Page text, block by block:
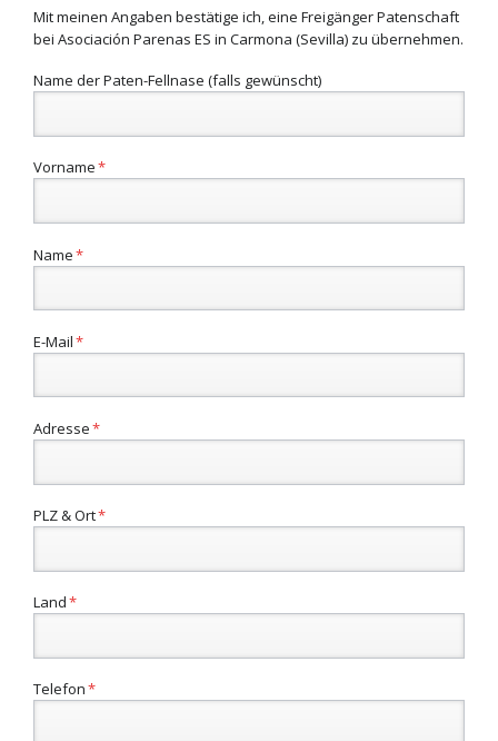
Mit meinen Angaben bestätige ich, eine Freigänger Patenschaft
bei Asociación Parenas ES in Carmona (Sevilla) zu übernehmen.
Name der Paten-Fellnase (falls gewünscht)
Pflichtfeld
Vorname*
Pflichtfeld
Name*
Pflichtfeld
E-Mail*
Pflichtfeld
Adresse*
Pflichtfeld
PLZ & Ort*
Pflichtfeld
Land*
Pflichtfeld
Telefon*